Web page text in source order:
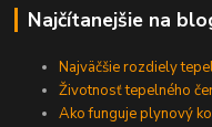
Najčítanejšie na
Najväčšie rozdiely
Životnosť tepelného
Ako funguje plynový